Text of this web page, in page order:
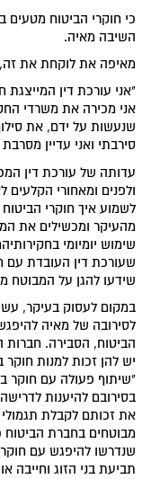
כי חוקרי הביטוח מטעים
השיבה מאיה.
מאיפה את לוקחת את
"אני עורכת דין
אני מכירה את משרדי
שנעשות על ידם, את
סירבתי ואני עדיין
עדותה של עורכת דין
ולפנים ומאחורי
לשמוע איך חוקרי
מהעיקר ומכשילים את
שימוש יומיומי
שעורכת דין העובדת עם
שידעו להגן על המבוטח
במקום לעסוק בעיקר,
לסירובה של מאיה
הביטוח, הסבירה. חברות
יש להן זכות למנות
"שיתוף פעולה עם חוקר
בסירובם להיענות
את זכותם לקבלת
מבוטחים בחברת הביטוח
שנדרשו להיפגש עם
תביעת בני הזוג וחייבה